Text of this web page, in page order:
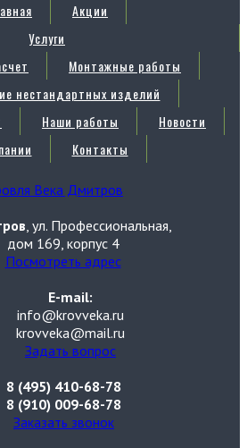
Акции
Услуги
Монтажные работы
нестандартных изделий
Наши работы
Новости
Контакты
, ул. Профессиональная,
дом 169, корпус 4
Посмотреть адрес
E-mail:
info@krovveka.ru
krovveka@mail.ru
Задать вопрос
8 (495) 410-68-78
8 (910) 009-68-78
Заказать звонок